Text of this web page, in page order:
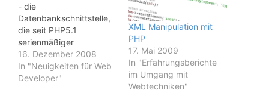
- die
Datenbankschnittstelle,
die seit PHP5.1
serienmäßiger
Bestandteil der PHP
Distribution ist, bietet im
Vergleich zu anderen
16. Dezember 2008
In "Neuigkeiten für Web
Developer"
XML Manipulation mit
PHP
17. Mai 2009
In "Erfahrungsberichte
im Umgang mit
Webtechniken"